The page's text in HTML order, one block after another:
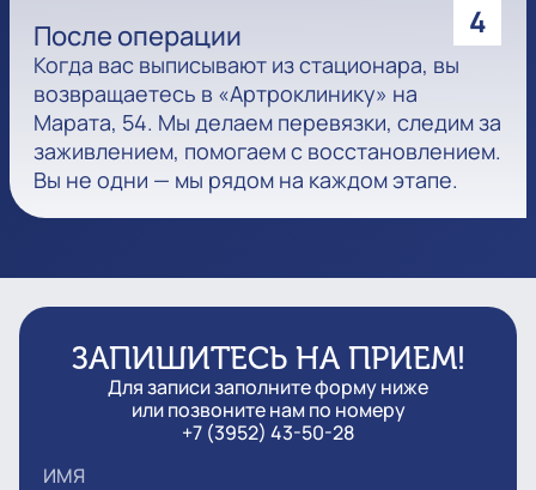
4
После операции
Когда вас выписывают из стационара, вы
возвращаетесь в «Артроклинику» на
Марата, 54. Мы делаем перевязки, следим за
заживлением, помогаем с восстановлением.
Вы не одни — мы рядом на каждом этапе.
ЗАПИШИТЕСЬ НА ПРИЕМ!
Для записи заполните форму ниже
или позвоните нам по номеру
+7 (3952) 43-50-28
ИМЯ